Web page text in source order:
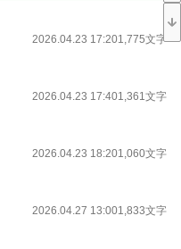
約束。
過去に縛りつける。
孤独な年月を逃げるように生きて
再び奮い立たせてくれたのは、故
まっていた時計の針を動かしてい
2026.04.23 17:201,775文字
2026.04.23 17:401,361文字
2026.04.23 18:201,060文字
2026.04.27 13:001,833文字